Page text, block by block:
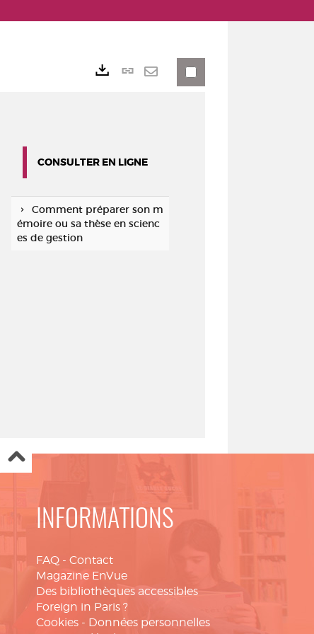
Lien
CONSULTER EN LIGNE
Comment préparer son m
émoire ou sa thèse en scienc
es de gestion
INFORMATIONS
FAQ - Contact
Magazine EnVue
Des bibliothèques accessibles
Foreign in Paris ?
Cookies - Données personnelles